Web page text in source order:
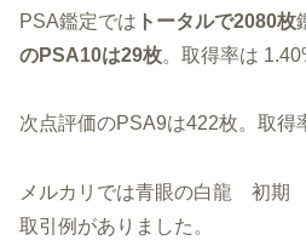
PSA鑑定では トータルで2080枚
のPSA10は29枚。取得率は
次点評価のPSA9は422枚。取得
メルカリでは青眼の白龍 初期
取引例がありました。